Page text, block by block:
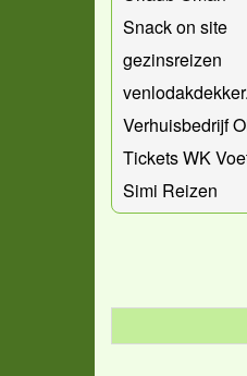
Snack on site
gezinsreizen
Verhuisbedrijf
Tickets WK
Simi Reizen